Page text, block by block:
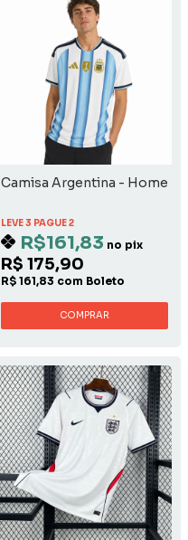
Camisa Argentina - Home
LEVE 3 PAGUE 2
R$161,83 no pix
R$ 175,90
R$ 161,83 com Boleto
COMPRAR